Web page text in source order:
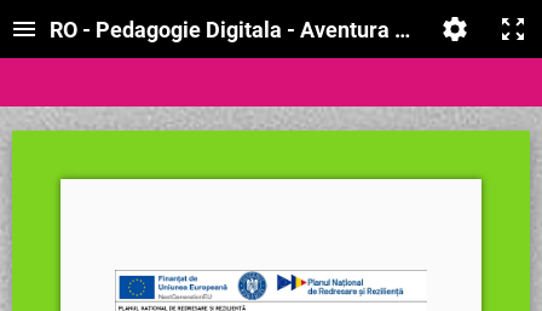
RO - Pedagogie Digitala - Aventura lui Picurici